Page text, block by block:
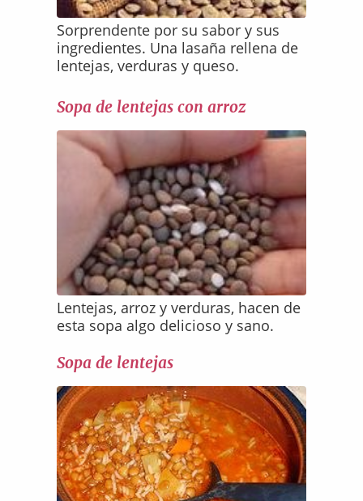
Sorprendente por su sabor y sus
ingredientes. Una lasaña rellena de
lentejas, verduras y queso.
Sopa de lentejas con arroz
Lentejas, arroz y verduras, hacen de
esta sopa algo delicioso y sano.
Sopa de lentejas